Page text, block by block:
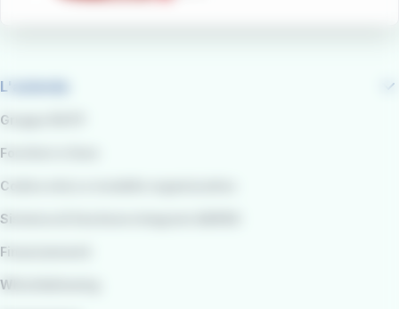
L'azienda
Gruppo RATP
Fornitori e Gare
Codice etico e modello organizzativo
Sistema di Gestione integrato QARSS
Finanziamenti
Whistleblowing